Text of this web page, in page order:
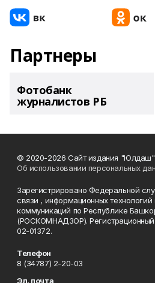
Партнеры
Фотобанк
журналистов РБ
© 2020-2026 Сайт издания "Юлдаш"
Об использовании персональных
Зарегистрировано Федеральной
связи , информационных
коммуникаций по Республике
(РОСКОМНАДЗОР).
02-01372.
Телефон
8 (34787) 2-20-03
Эл. почта